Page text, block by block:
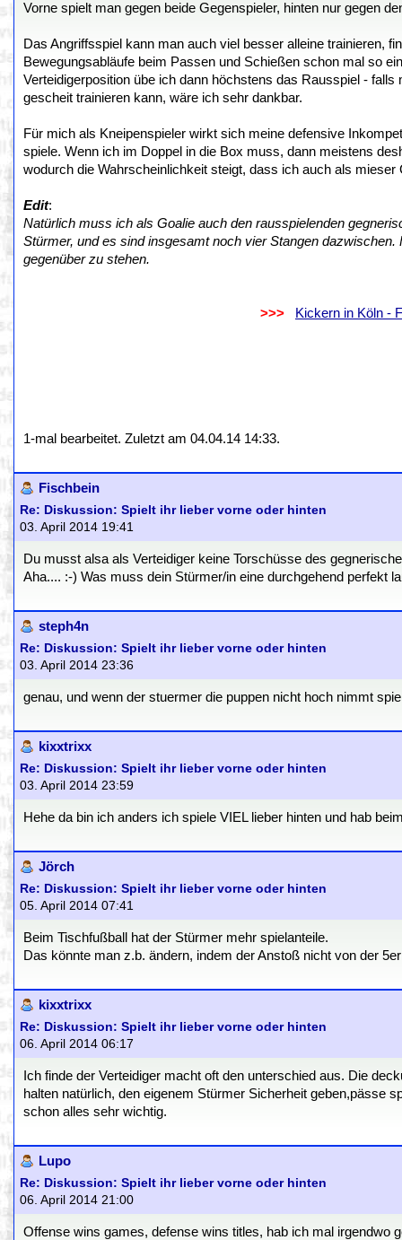
Vorne spielt man gegen beide Gegenspieler, hinten nur gegen
Das Angriffsspiel kann man auch viel besser alleine trainieren,
Bewegungsabläufe beim Passen und Schießen schon mal so
Verteidigerposition übe ich dann höchstens das Rausspiel -
gescheit trainieren kann, wäre ich sehr dankbar.
Für mich als Kneipenspieler wirkt sich meine defensive
spiele. Wenn ich im Doppel in die Box muss, dann meistens
wodurch die Wahrscheinlichkeit steigt, dass ich auch als mieser
Edit:
Natürlich muss ich als Goalie auch den rausspielenden
Stürmer, und es sind insgesamt noch vier Stangen
gegenüber zu stehen.
>>>
Kickern in Köln -
1-mal bearbeitet. Zuletzt am 04.04.14 14:33.
Fischbein
Re: Diskussion: Spielt ihr lieber vorne oder hinten
03. April 2014 19:41
Du musst alsa als Verteidiger keine Torschüsse des
Aha.... :-) Was muss dein Stürmer/in eine durchgehend perfekt
steph4n
Re: Diskussion: Spielt ihr lieber vorne oder hinten
03. April 2014 23:36
genau, und wenn der stuermer die puppen nicht hoch nimmt
kixxtrixx
Re: Diskussion: Spielt ihr lieber vorne oder hinten
03. April 2014 23:59
Hehe da bin ich anders ich spiele VIEL lieber hinten und hab
Jörch
Re: Diskussion: Spielt ihr lieber vorne oder hinten
05. April 2014 07:41
Beim Tischfußball hat der Stürmer mehr spielanteile.
Das könnte man z.b. ändern, indem der Anstoß nicht von der
kixxtrixx
Re: Diskussion: Spielt ihr lieber vorne oder hinten
06. April 2014 06:17
Ich finde der Verteidiger macht oft den unterschied aus. Die
halten natürlich, den eigenem Stürmer Sicherheit geben,pässe
schon alles sehr wichtig.
Lupo
Re: Diskussion: Spielt ihr lieber vorne oder hinten
06. April 2014 21:00
Offense wins games, defense wins titles, hab ich mal irgendwo